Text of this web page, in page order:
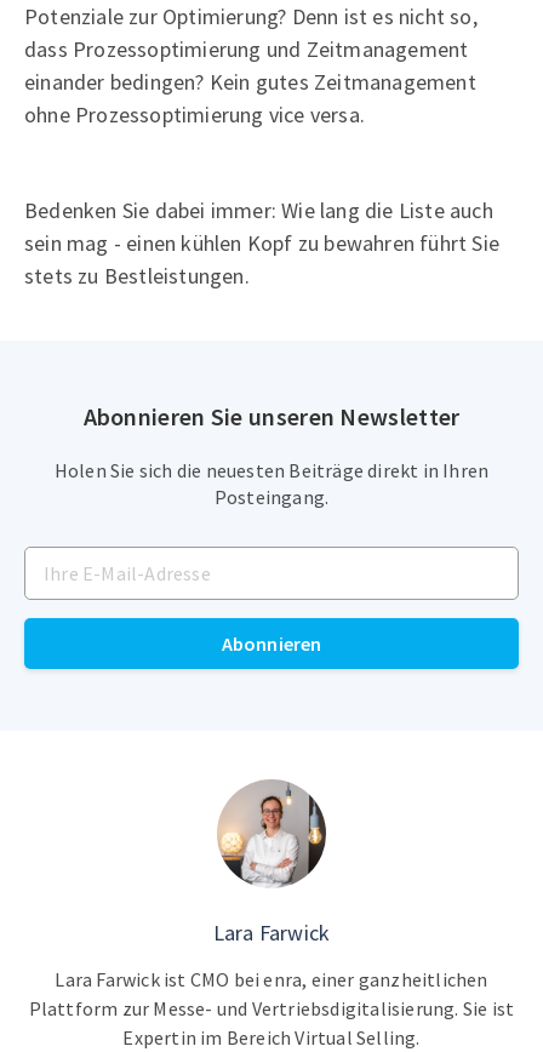
Potenziale zur Optimierung? Denn ist es nicht so,
dass Prozessoptimierung und Zeitmanagement
einander bedingen? Kein gutes Zeitmanagement
ohne Prozessoptimierung vice versa.
Bedenken Sie dabei immer: Wie lang die Liste auch
sein mag - einen kühlen Kopf zu bewahren führt Sie
stets zu Bestleistungen.
Abonnieren Sie unseren Newsletter
Holen Sie sich die neuesten Beiträge direkt in Ihren
Posteingang.
Abonnieren
Lara Farwick
Lara Farwick ist CMO bei enra, einer ganzheitlichen
Plattform zur Messe- und Vertriebsdigitalisierung. Sie ist
Expertin im Bereich Virtual Selling.